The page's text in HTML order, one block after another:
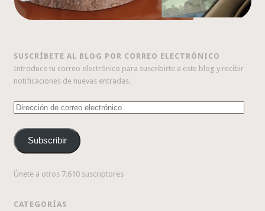
SUSCRÍBETE AL BLOG POR CORREO ELECTRÓNICO
Introduce tu correo electrónico para suscribirte a este blog y recibir
notificaciones de nuevas entradas.
Dirección
correo
electrónico
Subscribir
Únete a otros 7.610 suscriptores
CATEGORÍAS